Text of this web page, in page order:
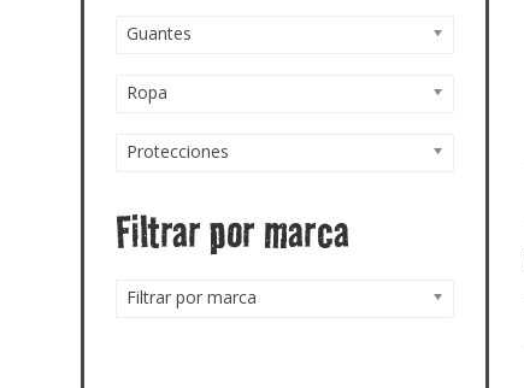
Guantes
Ropa
Protecciones
Filtrar por marca
Filtrar por marca